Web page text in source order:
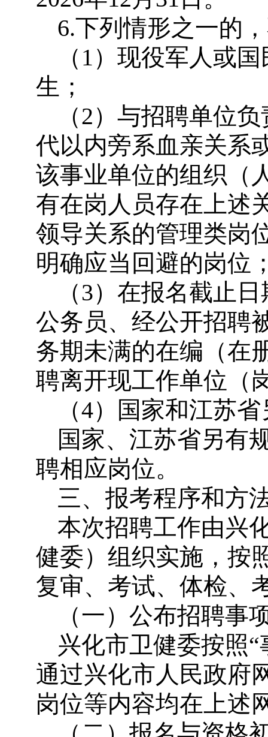
6.下列情形之一的
（1）现役军人或
生；
（2）与招聘单位
代以内旁系血亲关系
该事业单位的组织（
有在岗人员存在上述
领导关系的管理类岗
明确应当回避的岗位
（3）在报名截止
公务员、经公开招聘
务期未满的在编（在
聘离开现工作单位（
（4）国家和江苏
国家、江苏省另有
聘相应岗位。
三、报考程序和方
本次招聘工作由兴
健委）组织实施，按
复审、考试、体检、
（一）公布招聘事
兴化市卫健委按照
通过兴化市人民政府
岗位等内容均在上述